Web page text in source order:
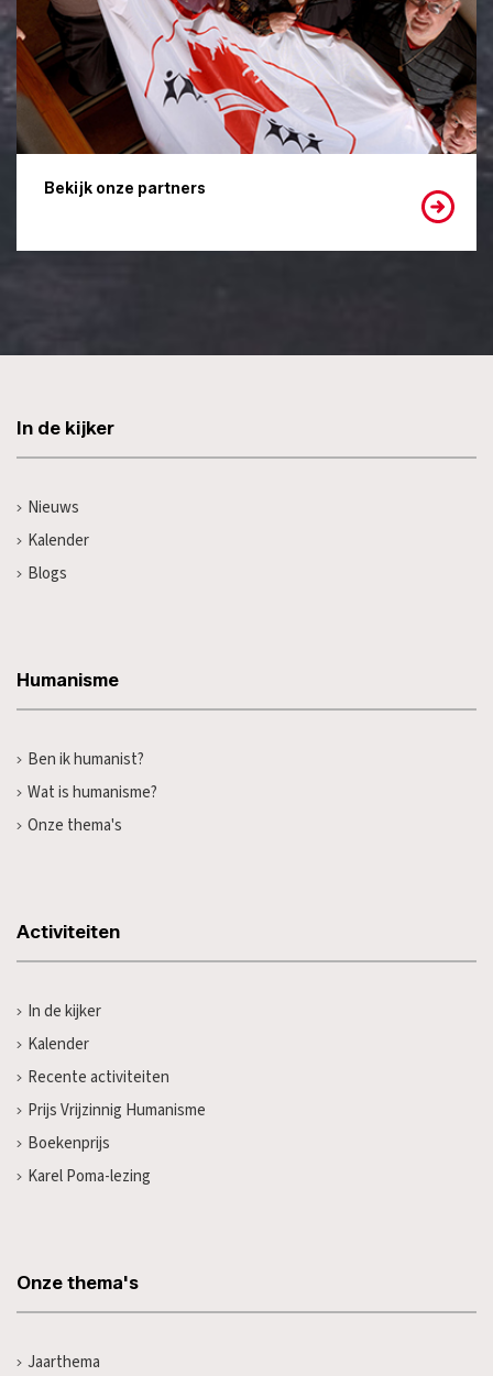
Bekijk onze partners
In de kijker
Nieuws
Kalender
Blogs
Humanisme
Ben ik humanist?
Wat is humanisme?
Onze thema's
Activiteiten
In de kijker
Kalender
Recente activiteiten
Prijs Vrijzinnig Humanisme
Boekenprijs
Karel Poma-lezing
Onze thema's
Jaarthema